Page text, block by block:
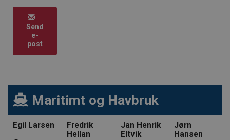
Send
e-
post
Maritimt og Havbruk
Egil Larsen
Fredrik
Hellan
Jan Henrik
Eltvik
Jørn
Hansen